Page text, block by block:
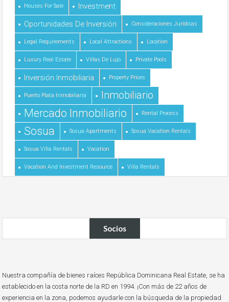
Houses For Sale
Investment
Oportunidades De Inversión
Consideraciones Jurídicas
Legal Requirements Local Attractions Location
Luxury Real Estate Villas De Lujo Private Pools
Inversión Inmobiliaria Property Prices
Puerto Plata Inmobiliaria Inmobiliario
Mercado Inmobiliario Rental Process
Sosua Sosua Apartments Sosua Vacation Rentals
Sosua Villa Rentals Vacation
Vacation And Investment Resource Villa Rentals
Socios
Nuestra compañía de bienes raíces República Dominicana Real Estate, se ha
establecido en la costa norte de la RD en 1994. ¡Con más de 22 años de
experiencia en la zona, podemos ayudarle con la búsqueda de la propiedad